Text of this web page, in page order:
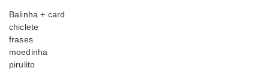
Balinha + card
chiclete
frases
moedinha
pirulito